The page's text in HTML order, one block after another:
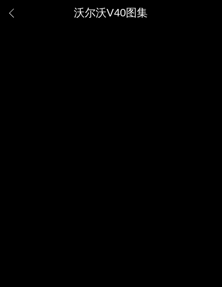
沃尔沃V40图集